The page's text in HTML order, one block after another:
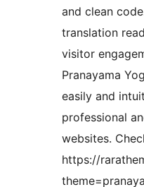
and clean
translation
visitor
Pranayama
easily and
professional
websites.
https://